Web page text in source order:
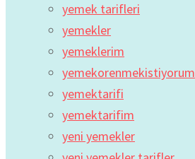
yemek tarifleri
yemekler
yemeklerim
yemekorenmekistiyorum
yemektarifi
yemektarifim
yeni yemekler